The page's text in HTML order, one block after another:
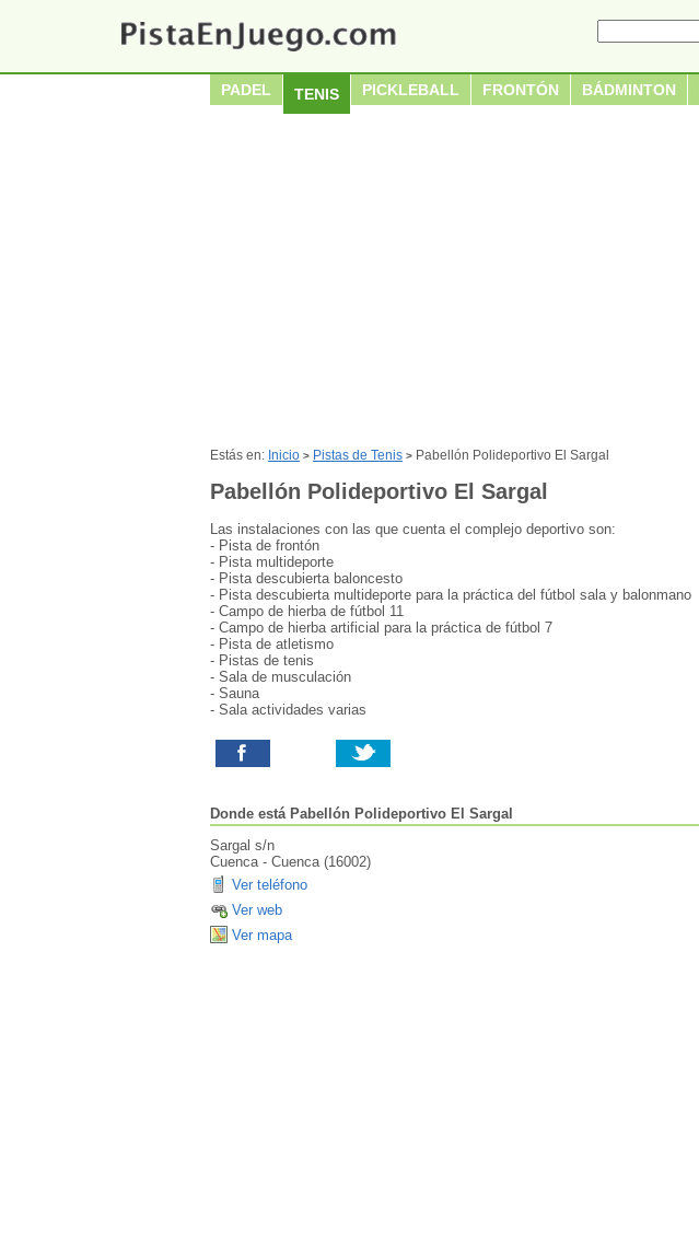
PADEL TENIS PICKLEBALL FRONTÓN BÁDMINTON
Estás en: Inicio > Pistas de Tenis > Pabellón Polideportivo El Sargal
Pabellón Polideportivo El Sargal
Las instalaciones con las que cuenta el complejo deportivo son:
- Pista de frontón
- Pista multideporte
- Pista descubierta baloncesto
- Pista descubierta multideporte para la práctica del fútbol sala y balonmano
- Campo de hierba de fútbol 11
- Campo de hierba artificial para la práctica de fútbol 7
- Pista de atletismo
- Pistas de tenis
- Sala de musculación
- Sauna
- Sala actividades varias
Donde está Pabellón Polideportivo El Sargal
Sargal s/n
Cuenca- Cuenca(16002)
Ver teléfono
Ver web
Ver mapa